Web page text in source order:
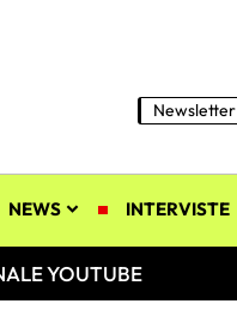
Newsletter
NEWS INTERVISTE
YOUTUBE